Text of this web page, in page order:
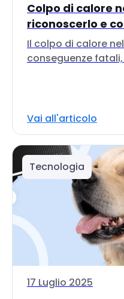
Colpo di calore
riconoscerlo e
Il colpo di calore
conseguenze fatali,
Vai all'articolo
Tecnologia
17 Luglio 2025